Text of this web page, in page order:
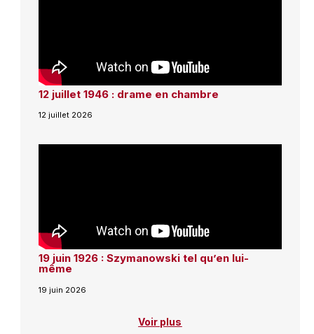
12 juillet 1946 : drame en chambre
12 juillet 2026
19 juin 1926 : Szymanowski tel qu’en lui-
même
19 juin 2026
Voir plus